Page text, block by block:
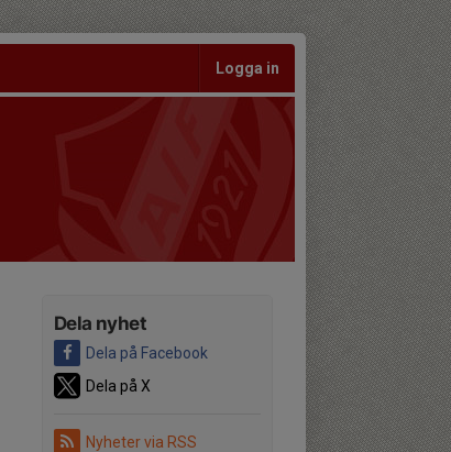
Logga in
Dela nyhet
Dela på Facebook
Dela på X
Nyheter via RSS